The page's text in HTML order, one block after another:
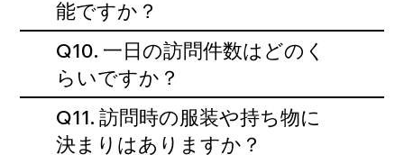
能ですか？
Q10. 一日の訪問件数はどのく
らいですか？
Q11. 訪問時の服装や持ち物に
決まりはありますか？